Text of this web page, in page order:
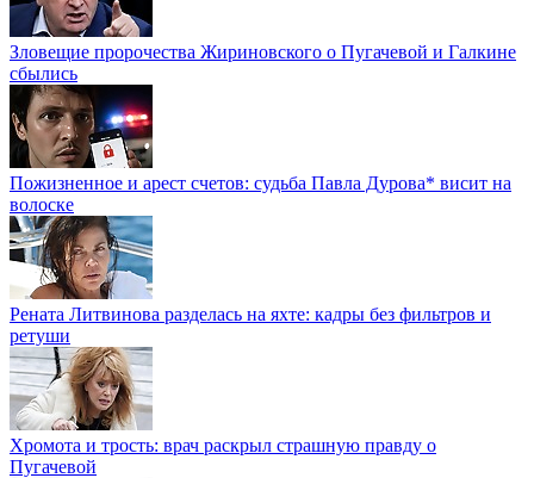
Зловещие пророчества Жириновского о Пугачевой и Галкине
сбылись
Пожизненное и арест счетов: судьба Павла Дурова* висит на
волоске
Рената Литвинова разделась на яхте: кадры без фильтров и
ретуши
Хромота и трость: врач раскрыл страшную правду о
Пугачевой